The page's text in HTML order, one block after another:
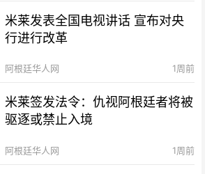
米莱发表全国电视讲话 宣布对央
行进行改革
阿根廷华人网 1周前
米莱签发法令：仇视阿根廷者将被
驱逐或禁止入境
阿根廷华人网 1周前